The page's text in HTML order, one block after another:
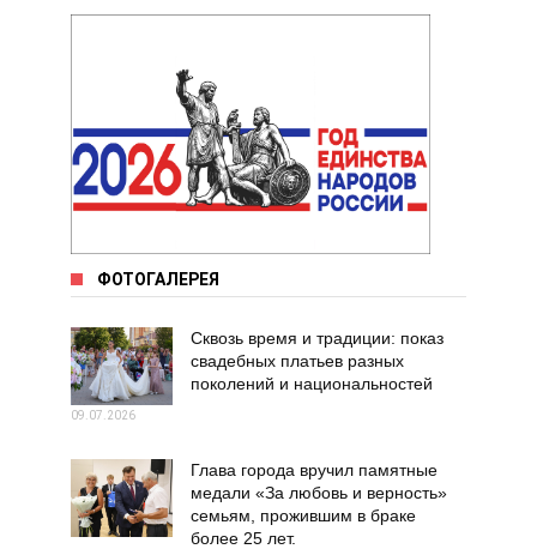
ФОТОГАЛЕРЕЯ
Сквозь время и традиции: показ
свадебных платьев разных
поколений и национальностей
09.07.2026
Глава города вручил памятные
медали «За любовь и верность»
семьям, прожившим в браке
более 25 лет.